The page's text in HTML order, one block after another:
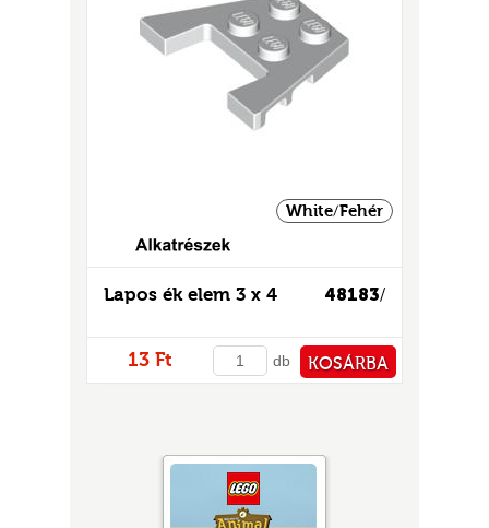
White/Fehér
48183/
Lapos ék elem 3 x 4
13 Ft db KOSÁRBA